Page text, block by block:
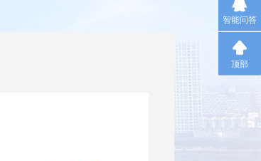
智能问答
顶部